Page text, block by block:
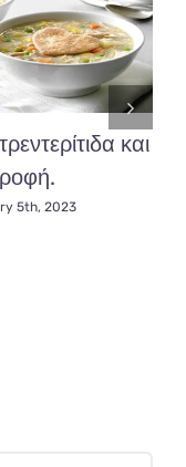
καλή
υγεία
και
ευεξία!
και
5th, 2023